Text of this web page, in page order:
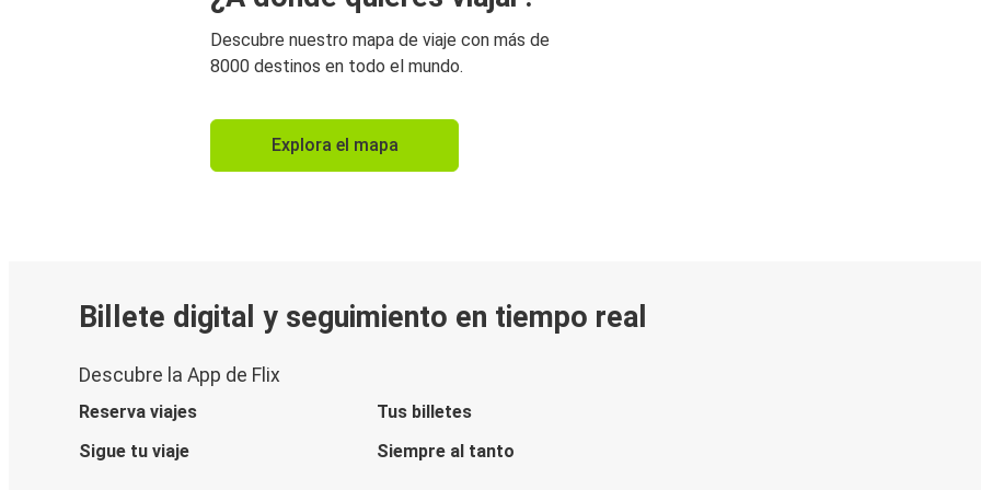
Descubre nuestro mapa de viaje con más de
8000 destinos en todo el mundo.
Explora el mapa
Billete digital y seguimiento en tiempo real
Descubre la App de Flix
Reserva viajes
Tus billetes
Sigue tu viaje
Siempre al tanto